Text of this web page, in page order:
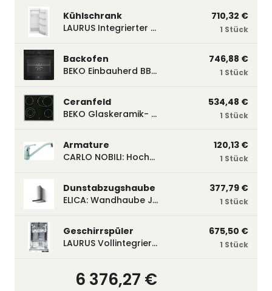
Kühlschrank
LAURUS Integrierter Kühlautomat LKG122E LKG122E
710,32 €
1 Stück
Backofen
BEKO Einbauherd BBUM113N2B mit Hydrolyse, Schwarz BBUM113N2B
746,88 €
1 Stück
Ceranfeld
BEKO Glaskeramik- Strahlungskochfeld EH 9641 XHN, herdgebunden EH9641XHN
534,48 €
1 Stück
Armature
CARLO NOBILI: Hochdruck- Einhebelmischbatterie Blue, Mischbatterie verchromt 17770
120,13 €
1 Stück
Dunstabzugshaube
ELICA: Wandhaube JOYE 60-A,600 mm breit Edelstahl JOYE60A
377,79 €
1 Stück
Geschirrspüler
LAURUS Vollintegrierter Geschirrspüler LSV45-3, 450 mm breit, 3 Programme LSV45-3
675,50 €
1 Stück
6 376,27 €